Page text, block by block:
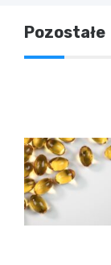
Pozostałe